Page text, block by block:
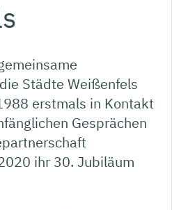
Städte Weißenfels
erstmals in Kontakt
Gesprächen
ihr 30. Jubiläum